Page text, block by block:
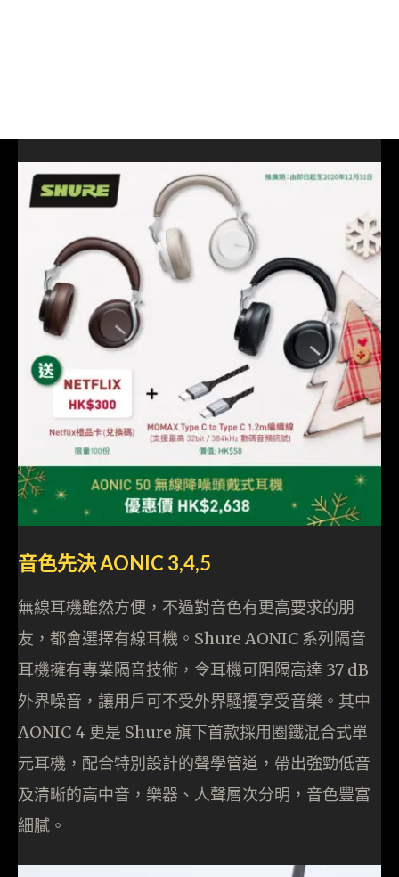
音色先決 AONIC 3,4,5
無線耳機雖然方便，不過對音色有更高要求的朋
友，都會選擇有線耳機。Shure AONIC 系列隔音
耳機擁有專業隔音技術，令耳機可阻隔高達 37 dB
外界噪音，讓用戶可不受外界騷擾享受音樂。其中
AONIC 4 更是 Shure 旗下首款採用圈鐵混合式單
元耳機，配合特別設計的聲學管道，帶出強勁低音
及清晰的高中音，樂器、人聲層次分明，音色豐富
細膩。